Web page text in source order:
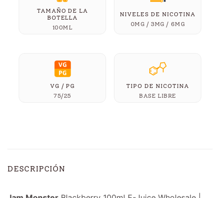
TAMAÑO DE LA
BOTELLA
100ML
NIVELES DE NICOTINA
0MG / 3MG / 6MG
VG / PG
75/25
TIPO DE NICOTINA
BASE LIBRE
DESCRIPCIÓN